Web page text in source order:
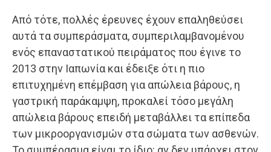
Από τότε, πολλές έρευνες έχουν επαληθεύσει
αυτά τα συμπεράσματα, συμπεριλαμβανομένου
ενός επαναστατικού πειράματος που έγινε το
2013 στην Ιαπωνία και έδειξε ότι η πιο
επιτυχημένη επέμβαση για απώλεια βάρους, η
γαστρική παράκαμψη, προκαλεί τόσο μεγάλη
απώλεια βάρους επειδή μεταβάλλει τα επίπεδα
των μικροοργανισμών στα σώματα των ασθενών.